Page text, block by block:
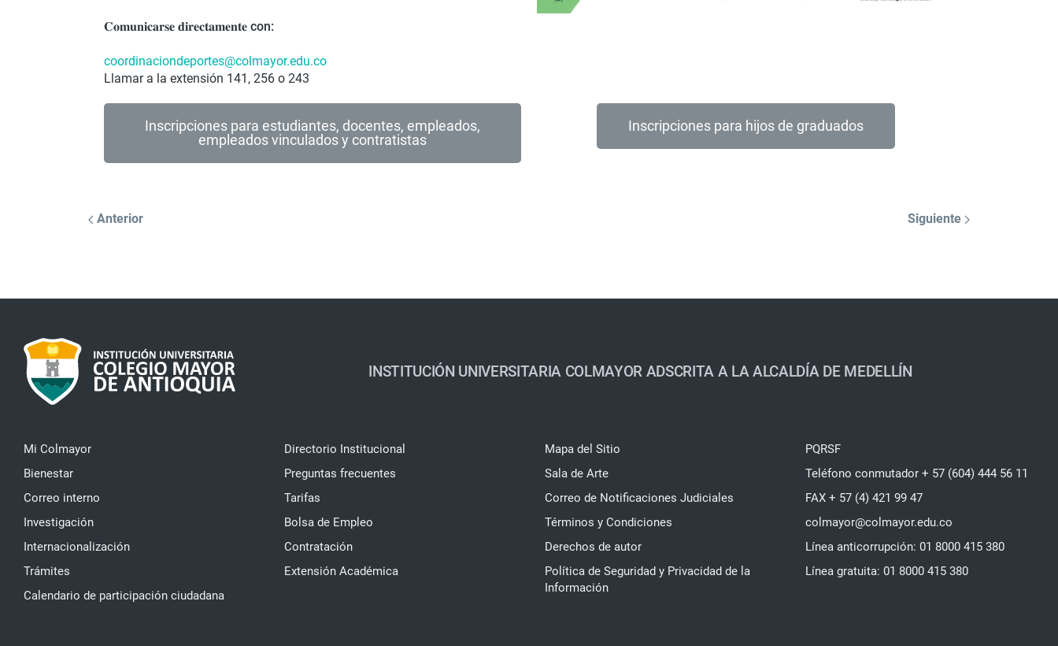
𝐂𝐨𝐦𝐮𝐧𝐢𝐜𝐚𝐫𝐬𝐞 𝐝𝐢𝐫𝐞𝐜𝐭𝐚𝐦𝐞𝐧𝐭𝐞 con:
coordinaciondeportes@colmayor.edu.co
Llamar a la extensión 141, 256 o 243
Inscripciones para estudiantes, docentes, empleados,
empleados vinculados y contratistas
Inscripciones para hijos de graduados
Anterior Siguiente
INSTITUCIÓN UNIVERSITARIA COLMAYOR ADSCRITA A LA ALCALDÍA DE MEDELLÍN
Mi Colmayor
Bienestar
Correo interno
Investigación
Internacionalización
Trámites
Calendario de participación ciudadana
Directorio Institucional
Preguntas frecuentes
Tarifas
Bolsa de Empleo
Contratación
Extensión Académica
Mapa del Sitio
Sala de Arte
Correo de Notificaciones Judiciales
Términos y Condiciones
Derechos de autor
Política de Seguridad y Privacidad de la
Información
PQRSF
Teléfono conmutador + 57 (604) 444 56 11
FAX + 57 (4) 421 99 47
colmayor@colmayor.edu.co
Línea anticorrupción: 01 8000 415 380
Línea gratuita: 01 8000 415 380